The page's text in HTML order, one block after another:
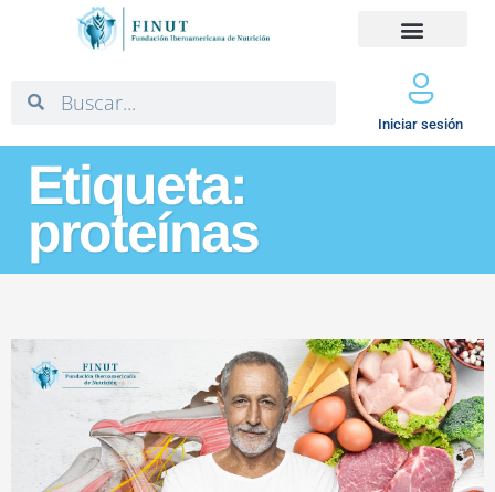
Iniciar sesión
Etiqueta:
proteínas